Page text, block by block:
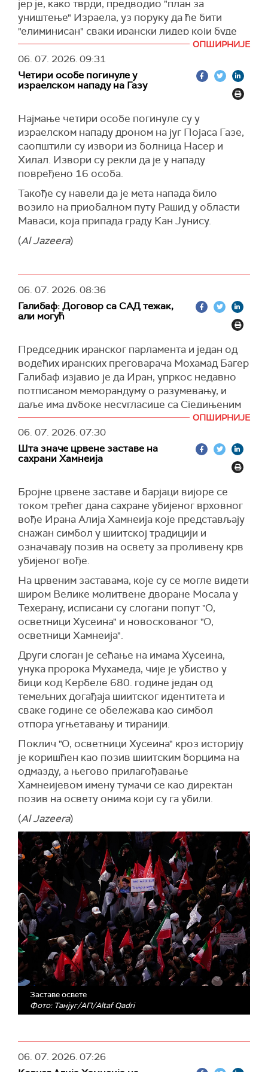
стране Националног комитета за управљање
Газом.
Други званичник Хамаса рекао је да је покрет
већ обавестио остале палестинске фракције о
тој одлуци током недавног састанка у Каиру.
Према његовим речима, палестинске фракције
представља озбиљан корак ка омогућавању
Националном комитету да преузме
управљање Газом.
( Tasnim)
јер је, како тврди, предводио "план за
уништење" Израела, уз поруку да ће бити
"елиминисан" сваки ирански лидер који буде
промовисао такве активности.
Кац је раније изјавио и да је син и наследник
Алија Хамнеија, Моџтаба Хамнеи, "обележен
за ликвидацију", што је изазвало оштар
Ирански министар спољних послова Абас
Аракчи поручио је да је амерички председник
Доналд Трамп "преузео обавезу да обузда
своје љубимце у Тел Авиву", наглашавајући да
ће "свака претња народу и руководству
добити тренутан и снажан одговор".
(Times of Israel,Al Jazeera
ОПШИРНИЈЕ
06. 07. 2026.09:31
Четири особе погинуле у
израелском нападу на Газу
Најмање четири особе погинуле су у
израелском нападу дроном на југ Појаса Газе,
саопштили су извори из болница Насер и
Хилал. Извори су рекли да је у нападу
повређено 16 особа.
Такође су навели да је мета напада било
возило на приобалном путу Рашид у области
Маваси, која припада граду Кан Јунису.
(Al Jazeera)
06. 07. 2026.08:36
Галибаф: Договор са САД тежак,
али могућ
Председник иранског парламента и један од
водећих иранских преговарача Мохамад Багер
Галибаф изјавио је да Иран, упркос недавно
потписаном меморандуму о разумевању, и
даље има дубоке несугласице са Сједињеним
Америчким Државама, оценивши да је његова
примена "тешка, али могућа".
Према наводима иранских медија, Галибаф је
истакао да Иран "није у миру са САД" и да
наставити такозвану "осовину отпора" у
складу са смерницама Алија Хамнеија,
напомињући да ће – ако буде потребно – то
чинити "ракетама, а ако је потребан политички
притисак – преговорима".
Тврди и да Иран мора да избегне "преговоре
ради преговора", као и да је током разговора
са америчком страном инсистирао да очување
територијалног интегритета држава региона и
обустава рата против савезника Ирана у
оквиру "осовине отпора" буду укључени у
меморандум.
(Al Jazeera)
ОПШИРНИЈЕ
06. 07. 2026.07:30
Шта значе црвене заставе на
сахрани Хамнеија
Бројне црвене заставе и барјаци вијоре се
током трећег дана сахране убијеног врховног
вође Ирана Алија Хамнеија које представљају
снажан симбол у шиитској традицији и
означавају позив на освету за проливену крв
убијеног вође.
На црвеним заставама, које су се могле видети
широм Велике молитвене дворане Мосала у
Техерану, исписани су слогани попут "О,
осветници Хусеина" и новоскованог "О,
осветници Хамнеија".
Други слоган је сећање на имама Хусеина,
унука пророка Мухамеда, чије је убиство у
бици код Кербеле 680. године један од
темељних догађаја шиитског идентитета и
сваке године се обележава као симбол
отпора угњетавању и тиранији.
Поклич "О, осветници Хусеина" кроз историју
је коришћен као позив шиитским борцима на
одмазду, а његово прилагођавање
Хамнеијевом имену тумачи се као директан
позив на освету онима који су га убили.
(Al Jazeera)
Заставе освете
Фото: Танјуг/АП/Altaf Qadri
06. 07. 2026.07:26